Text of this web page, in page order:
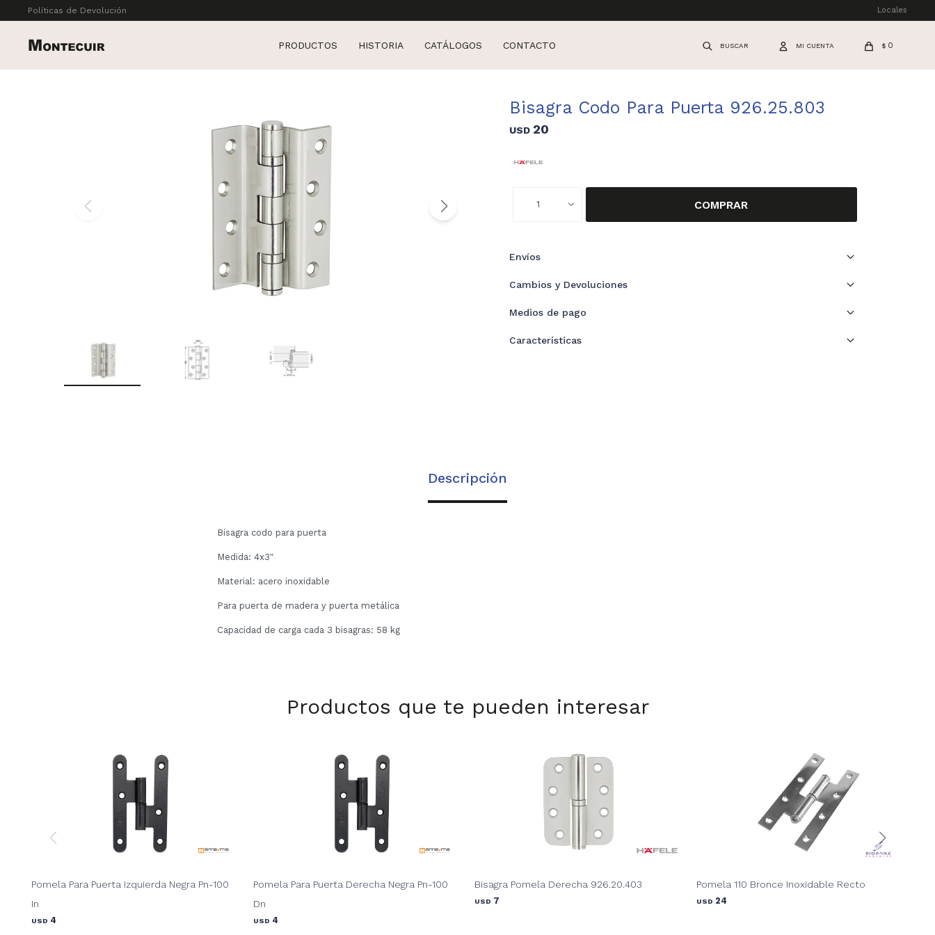
PRODUCTOS HISTORIA CATÁLOGOS CONTACTO $ 0
Políticas de Devolución Locales
Bisagra Codo Para Puerta 926.25.803
USD 20
1 COMPRAR
Envíos
Cambios y Devoluciones
Medios de pago
Características
Descripción
Bisagra codo para puerta
Medida: 4x3"
Material: acero inoxidable
Para puerta de madera y puerta metálica
Capacidad de carga cada 3 bisagras: 58 kg
Productos que te pueden interesar
Pomela Para Puerta Izquierda Negra Pn-100
In
USD 4
Pomela Para Puerta Derecha Negra Pn-100
Dn
USD 4
Bisagra Pomela Derecha 926.20.403
USD 7
Pomela 110 Bronce Inoxidable Recto
USD 24